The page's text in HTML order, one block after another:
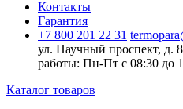
Контакты
Гарантия
+7 800 201 22 31
ул. Научный проспект, д.
работы: Пн‑Пт с 08:30 до
Каталог товаров